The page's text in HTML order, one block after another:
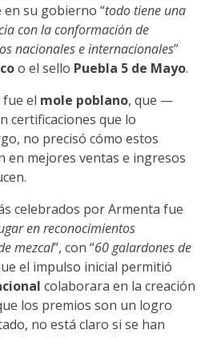
su gobierno “todo tiene una
con la conformación de
nacionales e internacionales”
o el sello Puebla 5 de Mayo.
el mole poblano, que —
certificaciones que lo
no precisó cómo estos
en mejores ventas e ingresos
celebrados por Armenta fue
en reconocimientos
mezcal”, con “60 galardones de
el impulso inicial permitió
colaborara en la creación
los premios son un logro
no está claro si se han